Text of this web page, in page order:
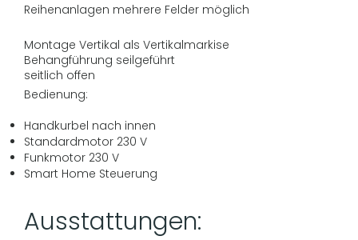
Reihenanlagen mehrere Felder möglich
Montage Vertikal als Vertikalmarkise
Behangführung seilgeführt
seitlich offen
Bedienung:
Handkurbel nach innen
Standardmotor 230 V
Funkmotor 230 V
Smart Home Steuerung
Ausstattungen: